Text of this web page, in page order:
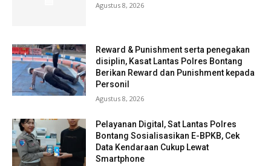
Agustus 8, 2026
Reward & Punishment serta penegakan
disiplin, Kasat Lantas Polres Bontang
Berikan Reward dan Punishment kepada
Personil
Agustus 8, 2026
Pelayanan Digital, Sat Lantas Polres
Bontang Sosialisasikan E-BPKB, Cek
Data Kendaraan Cukup Lewat
Smartphone